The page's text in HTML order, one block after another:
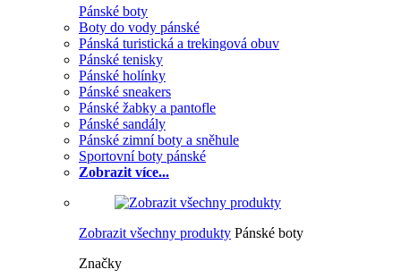
Pánské boty
Boty do vody pánské
Pánská turistická a trekingová obuv
Pánské tenisky
Pánské holínky
Pánské sneakers
Pánské žabky a pantofle
Pánské sandály
Pánské zimní boty a sněhule
Sportovní boty pánské
Zobrazit více...
Zobrazit všechny produkty Pánské boty
Značky